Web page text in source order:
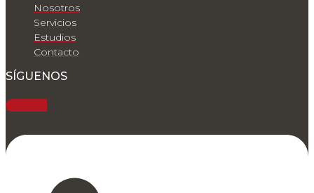
Nosotros
Servicios
Estudios
Contacto
SÍGUENOS
Linkedin